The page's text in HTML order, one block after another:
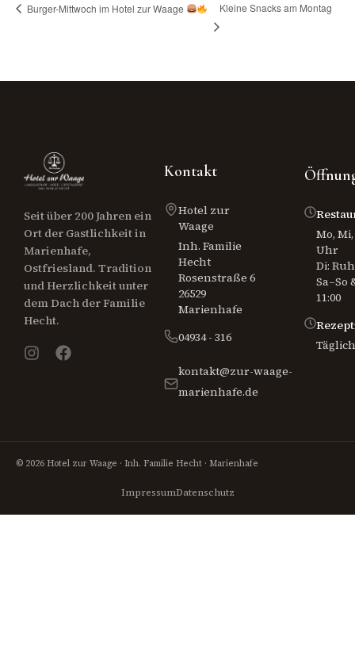
Burger-Mittwoch im Hotel zur Waage Kleine Snacks am Montag
Seit über 200 Jahren ein
Ort der Gastlichkeit in
Marienhafe,
Ostfriesland. Tradition
und Herzlichkeit unter
dem Dach der Familie
Hecht.
Kontakt
Hotel zur
Waage
Inh. Familie
Hecht
Rosenstraße 6
26529
Marienhafe
04934 - 316
kontakt@zur-waage-
marienhafe.de
Mo, Mi,
Uhr
Di:
Sa–So
11:00
© 2026 Hotel zur Waage · Inh. Familie Hecht · Marienhafe
ImpressumDatenschutz